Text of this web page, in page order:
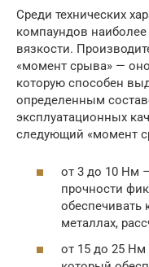
Среди технических
компаундов
вязкости.
«момент срыва» —
которую способен
определенным
эксплуатационных
следующий «момент
от 3 до 10 Нм
прочности
обеспечивать
металлах,
от 15 до 25 Нм